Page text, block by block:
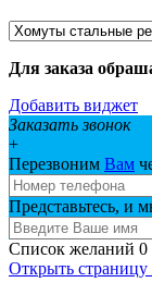
Для заказа
Добавить виджет
Заказать звонок
+
Перезвоним Вам
Представьтесь, и
Список желаний 0
Открыть